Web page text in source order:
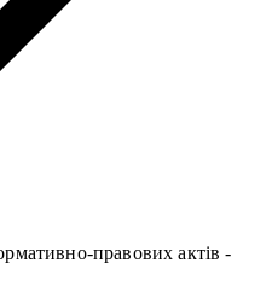
правових актів -